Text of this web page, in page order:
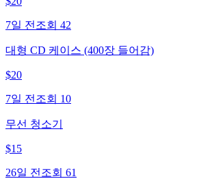
7일 전 조회 42
대형 CD 케이스 (400장 들어감)
$20
7일 전 조회 10
무선 청소기
$15
26일 전 조회 61